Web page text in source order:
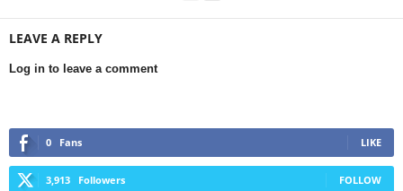
LEAVE A REPLY
Log in to leave a comment
0 Fans LIKE
3,913 Followers FOLLOW